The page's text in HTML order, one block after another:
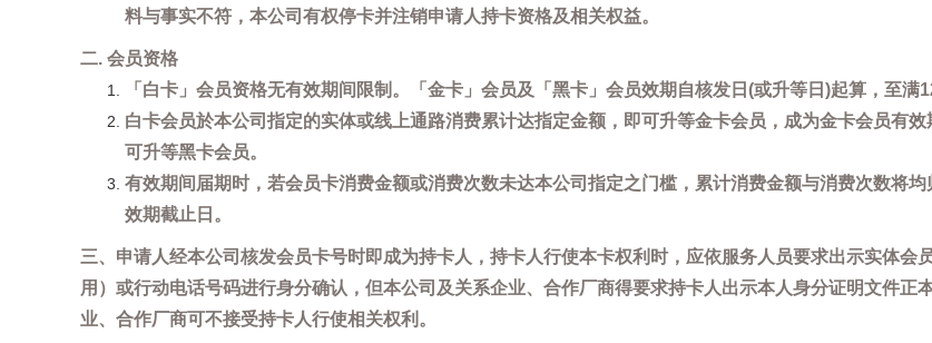
料与事实不符，本公司有权停卡并注销申请人持卡资格及相关权益。
二. 会员资格
「白卡」会员资格无有效期间限制。「金卡」会员及「黑卡」会员效期自核发日(或升等日)起算，至满
白卡会员於本公司指定的实体或线上通路消费累计达指定金额，即可升等金卡会员，成为金卡会员有
可升等黑卡会员。
有效期间届期时，若会员卡消费金额或消费次数未达本公司指定之门槛，累计消费金额与消费次数将
效期截止日。
三、申请人经本公司核发会员卡号时即成为持卡人，持卡人行使本卡权利时，应依服务人员要求出示实体
用）或行动电话号码进行身分确认，但本公司及关系企业、合作厂商得要求持卡人出示本人身分证明文件
业、合作厂商可不接受持卡人行使相关权利。